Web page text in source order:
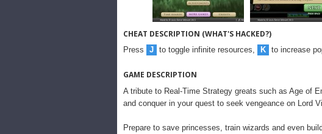
CHEAT DESCRIPTION (WHAT'S HACKED?)
Press J to toggle infinite resources, K to increase
GAME DESCRIPTION
A tribute to Real-Time Strategy greats such as Age of
and conquer in your quest to seek vengeance on Lord
Prepare to save princesses, train wizards and even